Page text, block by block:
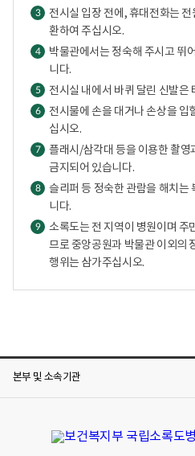
3
전시실 입장 전에, 휴대전화는
환하여 주십시오.
4
박물관에서는 정숙해 주시고 뛰
니다.
5 전시실 내에서 바퀴 달린 신발은
6
전시물에 손을 대거나 손상을 입
십시오.
7
플래시/삼각대 등을 이용한 촬영
금지되어 있습니다.
8
슬리퍼 등 정숙한 관람을 해치는
니다.
9
소록도는 전 지역이 병원이며 주
므로 중앙공원과 박물관 이외의
행위는 삼가주십시오.
본부 및 소속기관